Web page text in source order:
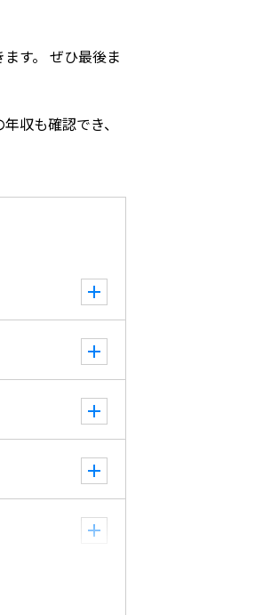
す。 ぜひ最後ま
収も確認でき、